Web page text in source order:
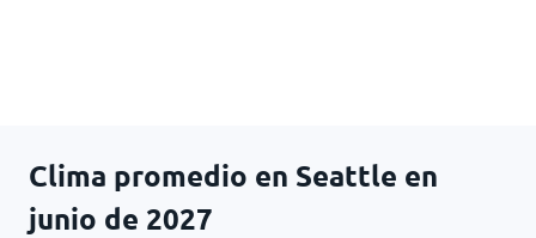
Clima promedio en Seattle en
junio de 2027